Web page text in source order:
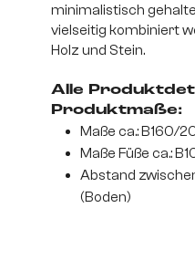
minimalistisch
vielseitig kombiniert
Holz und Stein.
Alle
Produktmaße:
Maße ca.: B160/
Maße Füße ca.:
Abstand
(Boden)